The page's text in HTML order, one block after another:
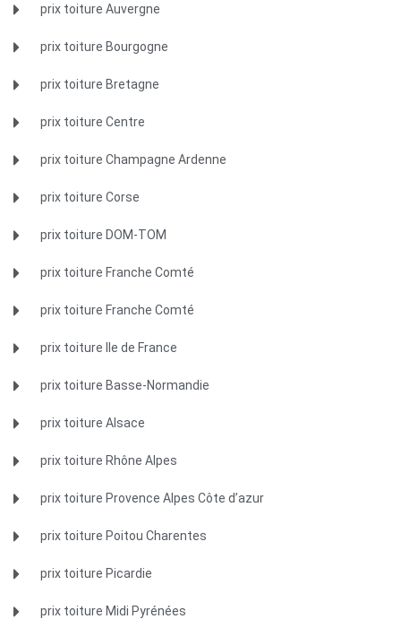
prix toiture Auvergne
prix toiture Bourgogne
prix toiture Bretagne
prix toiture Centre
prix toiture Champagne Ardenne
prix toiture Corse
prix toiture DOM-TOM
prix toiture Franche Comté
prix toiture Franche Comté
prix toiture Ile de France
prix toiture Basse-Normandie
prix toiture Alsace
prix toiture Rhône Alpes
prix toiture Provence Alpes Côte d’azur
prix toiture Poitou Charentes
prix toiture Picardie
prix toiture Midi Pyrénées